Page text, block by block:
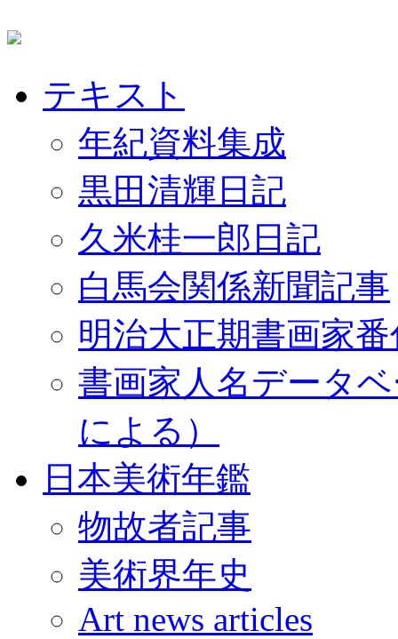
テキスト
年紀資料集成
黒田清輝日記
久米桂一郎日記
白馬会関係新聞記事
明治大正期書画家
書画家人名データ
による）
日本美術年鑑
物故者記事
美術界年史
Art news articles